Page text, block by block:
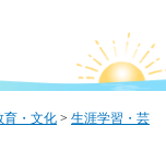
育・文化 > 生涯学習・芸